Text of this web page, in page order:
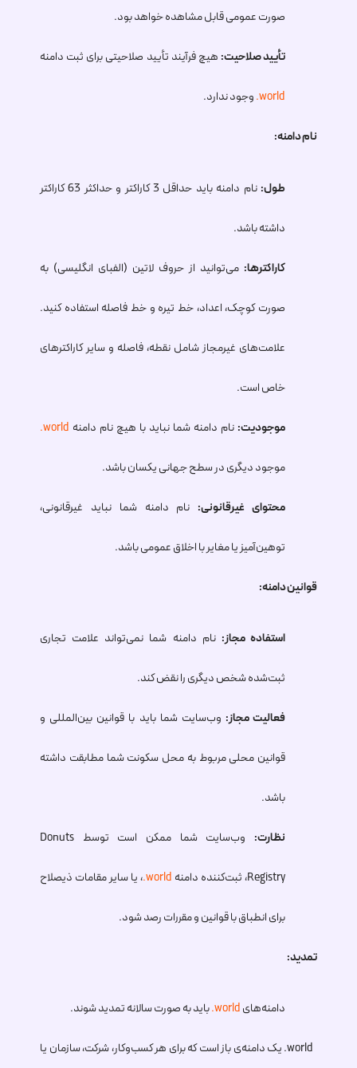
صورت عمومی قابل مشاهده خواهد بود.
تأیید صلاحیت: هیچ فرآیند تأیید صلاحیتی برای ثبت دامنه
.worldوجود ندارد.
نام دامنه:
طول: نام دامنه باید حداقل 3 کاراکتر و حداکثر 63 کاراکتر
داشته باشد.
کاراکترها: می‌توانید از حروف لاتین (الفبای انگلیسی) به
صورت کوچک، اعداد، خط تیره و خط فاصله استفاده کنید.
علامت‌های غیرمجاز شامل نقطه، فاصله و سایر کاراکترهای
خاص است.
موجودیت: نام دامنه شما نباید با هیچ نام دامنه .world
موجود دیگری در سطح جهانی یکسان باشد.
محتوای غیرقانونی: نام دامنه شما نباید غیرقانونی،
توهین‌آمیز یا مغایر با اخلاق عمومی باشد.
قوانین دامنه:
استفاده مجاز: نام دامنه شما نمی‌تواند علامت تجاری
ثبت‌شده شخص دیگری را نقض کند.
فعالیت مجاز: وب‌سایت شما باید با قوانین بین‌المللی و
قوانین محلی مربوط به محل سکونت شما مطابقت داشته
باشد.
نظارت: وب‌سایت شما ممکن است توسط Donuts
Registry، ثبت‌کننده دامنه .world، یا سایر مقامات ذیصلاح
برای انطباق با قوانین و مقررات رصد شود.
تمدید:
دامنه‌های.worldباید به صورت سالانه تمدید شوند.
.worldیک دامنه‌ی باز است که برای هر کسب‌وکار، شرکت، سازمان یا